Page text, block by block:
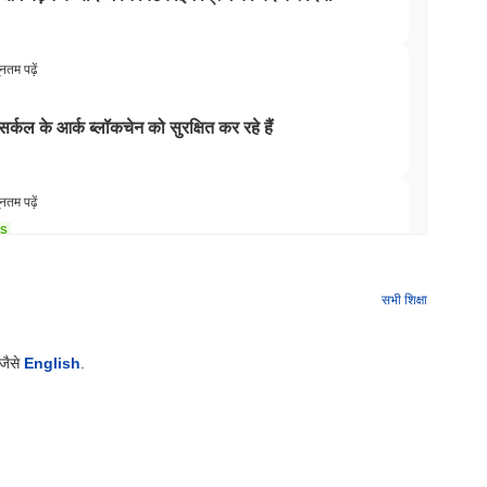
इसके ब्लॉकचेन की रक्षा करने के लिए स्टेक के प्रमाण के तत्वों को जोड़ता है।
किया जाता है, जो विश्वसनीय सहमति और दुर्भावनापूर्ण गतिविधियों
करने के लिए एक सुरक्षित वातावरण को बढ़ावा देता है जबकि
रणनीतियों से संबंधित अंतर्निहित अस्थिरता के कारण जांच का सामना किया
क्षेत्र में सामान्य हैं, जिससे परियोजना की दीर्घकालिक व्यवहार्यता के बारे में
प्रोटोकॉल और उनके संचालन की बढ़ती जांच कर रहे हैं।
पढ़ें
के आर्क ब्लॉकचेन को सुरक्षित कर रहे हैं
पढ़ें
सभी शिक्षा
जैसे English